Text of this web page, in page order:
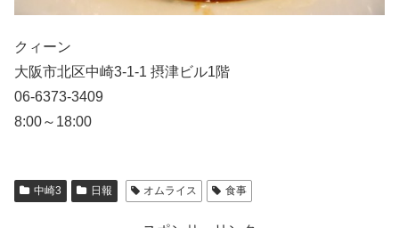
クィーン
大阪市北区中崎3-1-1 摂津ビル1階
06-6373-3409
8:00～18:00
中崎3 日報 オムライス 食事